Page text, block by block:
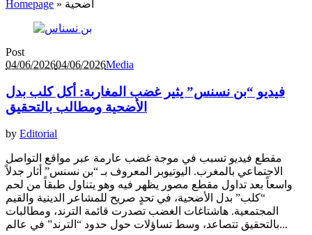
Homepage » أضحية
Post
04/06/202604/06/2026Media
فيديو “بن نسنس” يثير غضب المغاربة: أكل كلب بدل
الأضحية ومطالب بالتحقيق
by Editorial
مقطع فيديو تسبب في موجة غضب عارمة عبر مواقع التواصل
الاجتماعي بالمغرب. اليوتيوبر المعروف بـ “بن نسنس” أثار جدلاً
واسعاً بعد تداول مقطع مصور يظهر فيه وهو يتناول طبقاً من لحم
“كلب” بدل الأضحية، في تحدٍ صريح للمشاعر الدينية والقيم
المجتمعية. هاشتاغات الغضب تصدرت قائمة الترند، ومطالبات
بالتحقيق تتصاعد، وسط تساؤلات حول حدود “الترند” في عالم...